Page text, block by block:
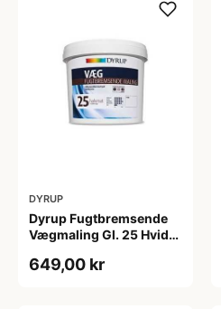
DYRUP
Dyrup Fugtbremsende
Vægmaling Gl. 25 Hvid
649,00 kr